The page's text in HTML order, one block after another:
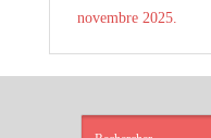
novembre 2025.